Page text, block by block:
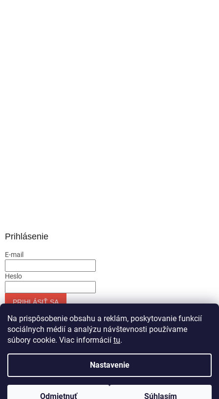
Na prispôsobenie obsahu a reklám, poskytovanie funkcií
sociálnych médií a analýzu návštevnosti používame
súbory cookie. Viac informácií tu.
Nastavenie
Odmietnuť Súhlasím
Prihlásenie
E-mail
Heslo
PRIHLÁSIŤ SA
Nová registráciaZabudnuté heslo
Servis-runar sro
Upraviť nastavenie cookies